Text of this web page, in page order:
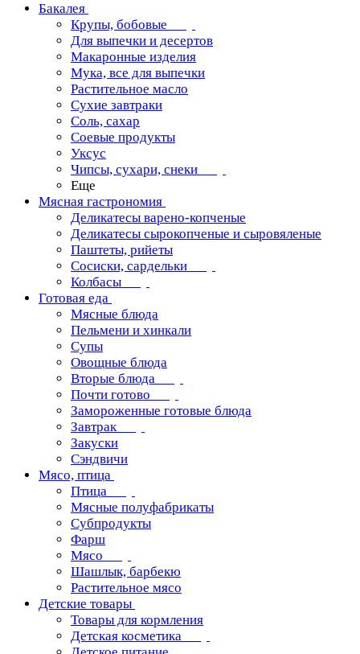
Бакалея
Крупы, бобовые
Для выпечки и десертов
Макаронные изделия
Мука, все для выпечки
Растительное масло
Сухие завтраки
Соль, сахар
Соевые продукты
Уксус
Чипсы, сухари, снеки
Еще
Мясная гастрономия
Деликатесы варено-копченые
Деликатесы сырокопченые и сыровяленые
Паштеты, рийеты
Сосиски, сардельки
Колбасы
Готовая еда
Мясные блюда
Пельмени и хинкали
Супы
Овощные блюда
Вторые блюда
Почти готово
Замороженные готовые блюда
Завтрак
Закуски
Сэндвичи
Мясо, птица
Птица
Мясные полуфабрикаты
Субпродукты
Фарш
Мясо
Шашлык, барбекю
Растительное мясо
Детские товары
Товары для кормления
Детская косметика